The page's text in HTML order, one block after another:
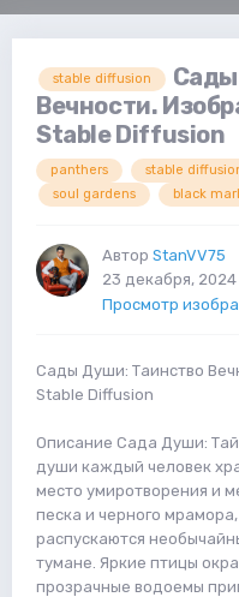
stable diffusion
Вечности.
Stable Diffusion
panthers stable
soul gardens
black
Автор StanVV75
23 декабря, 2024
Просмотр
Сады Души: Таинство
Stable Diffusion
Описание Сада Души:
души каждый человек
место умиротворения и
песка и черного
распускаются
тумане. Яркие птицы
прозрачные водоемы